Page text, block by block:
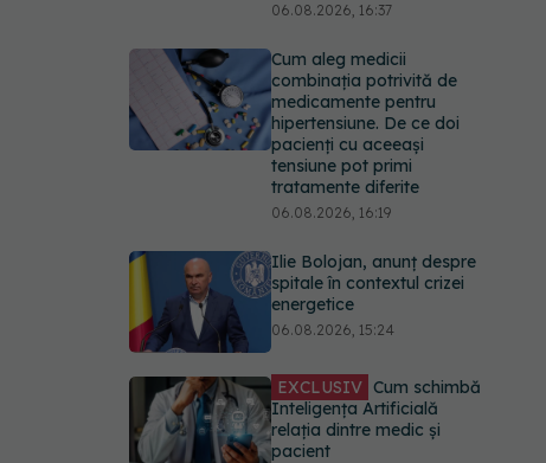
06.08.2026, 16:37
Cum aleg medicii
combinația potrivită de
medicamente pentru
hipertensiune. De ce doi
pacienți cu aceeași
tensiune pot primi
tratamente diferite
06.08.2026, 16:19
Ilie Bolojan, anunț despre
spitale în contextul crizei
energetice
06.08.2026, 15:24
EXCLUSIV Cum schimbă
Inteligența Artificială
relația dintre medic și
pacient